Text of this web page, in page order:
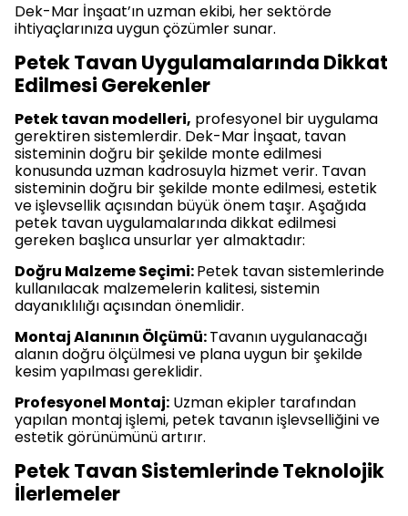
Dek-Mar İnşaat’ın uzman ekibi, her sektörde
ihtiyaçlarınıza uygun çözümler sunar.
Petek Tavan Uygulamalarında Dikkat
Edilmesi Gerekenler
Petek tavan modelleri, profesyonel bir uygulama
gerektiren sistemlerdir. Dek-Mar İnşaat, tavan
sisteminin doğru bir şekilde monte edilmesi
konusunda uzman kadrosuyla hizmet verir. Tavan
sisteminin doğru bir şekilde monte edilmesi, estetik
ve işlevsellik açısından büyük önem taşır. Aşağıda
petek tavan uygulamalarında dikkat edilmesi
gereken başlıca unsurlar yer almaktadır:
Doğru Malzeme Seçimi:Petek tavan sistemlerinde
kullanılacak malzemelerin kalitesi, sistemin
dayanıklılığı açısından önemlidir.
Montaj Alanının Ölçümü:Tavanın uygulanacağı
alanın doğru ölçülmesi ve plana uygun bir şekilde
kesim yapılması gereklidir.
Profesyonel Montaj: Uzman ekipler tarafından
yapılan montaj işlemi, petek tavanın işlevselliğini ve
estetik görünümünü artırır.
Petek Tavan Sistemlerinde Teknolojik
İlerlemeler